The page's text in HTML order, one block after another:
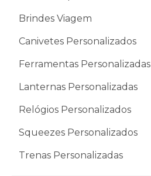
Brindes Viagem
Canivetes Personalizados
Ferramentas Personalizadas
Lanternas Personalizadas
Relógios Personalizados
Squeezes Personalizados
Trenas Personalizadas